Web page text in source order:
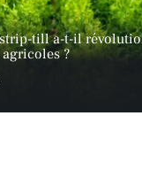
till a-t-il
?